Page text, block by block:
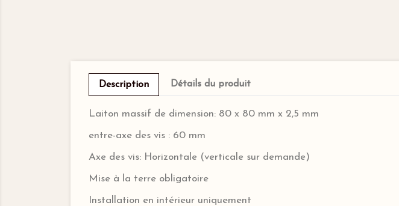
Description Détails du produit
Laiton massif de dimension: 80 x 80 mm x 2,5 mm
entre-axe des vis : 60 mm
Axe des vis: Horizontale (verticale sur demande)
Mise à la terre obligatoire
Installation en intérieur uniquement